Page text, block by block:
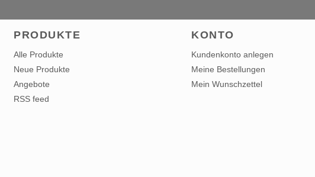
PRODUKTE
Alle Produkte
Neue Produkte
Angebote
RSS feed
KONTO
Kundenkonto anlegen
Meine Bestellungen
Mein Wunschzettel